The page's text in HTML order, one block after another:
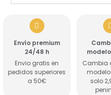
Envío premium
24/48 h
Envio gratis en
pedidos superiores
a 50€
Cambia
solo